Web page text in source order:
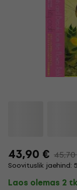
43,90 €
Soovituslik jaehind:
Laos olemas 2 tk